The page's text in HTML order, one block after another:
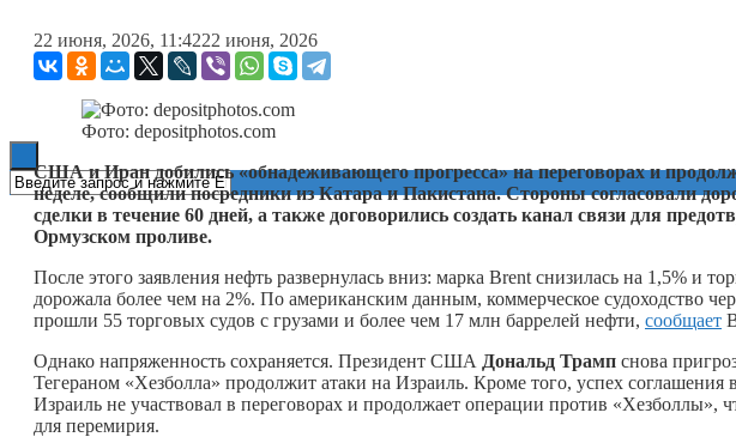
ESG
22 июня, 2026, 11:4222 июня, 2026
Фото: depositphotos.com
США и Иран добились «обнадеживающего прогресса» на переговорах и
неделе, сообщили посредники из Катара и Пакистана. Стороны согласовали
сделки в течение 60 дней, а также договорились создать канал связи для
Ормузском проливе.
После этого заявления нефть развернулась вниз: марка Brent снизилась на 1,5% и
дорожала более чем на 2%. По американским данным, коммерческое судоходство
прошли 55 торговых судов с грузами и более чем 17 млн баррелей нефти, сообщает
Однако напряженность сохраняется. Президент США Дональд Трамп снова
Тегераном «Хезболла» продолжит атаки на Израиль. Кроме того, успех
Израиль не участвовал в переговорах и продолжает операции против «Хезболлы»,
для перемирия.